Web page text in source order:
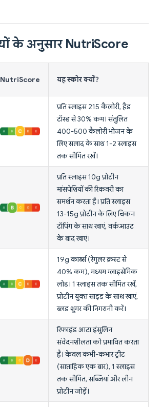
के अनुसार NutriScore
NutriScore यह स्कोर क्यों?
प्रति स्लाइस 215 कैलोरी, हैंड
टॉस्ड से 30% कम। संतुलित
400-500 कैलोरी भोजन के
लिए सलाद के साथ 1-2 स्लाइस
तक सीमित रखें।
प्रति स्लाइस 10g प्रोटीन
मांसपेशियों की रिकवरी का
समर्थन करता है। प्रति स्लाइस
13-15g प्रोटीन के लिए चिकन
टॉपिंग के साथ खाएं, वर्कआउट
के बाद खाएं।
19g कार्ब्स (रेगुलर क्रस्ट से
40% कम), मध्यम ग्लाइसेमिक
लोड। 1 स्लाइस तक सीमित रखें,
प्रोटीन युक्त साइड के साथ खाएं,
ब्लड शुगर की निगरानी करें।
रिफाइंड आटा इंसुलिन
संवेदनशीलता को प्रभावित करता
है। केवल कभी-कभार ट्रीट
(साप्ताहिक एक बार), 1 स्लाइस
तक सीमित, सब्जियां और लीन
प्रोटीन जोड़ें।